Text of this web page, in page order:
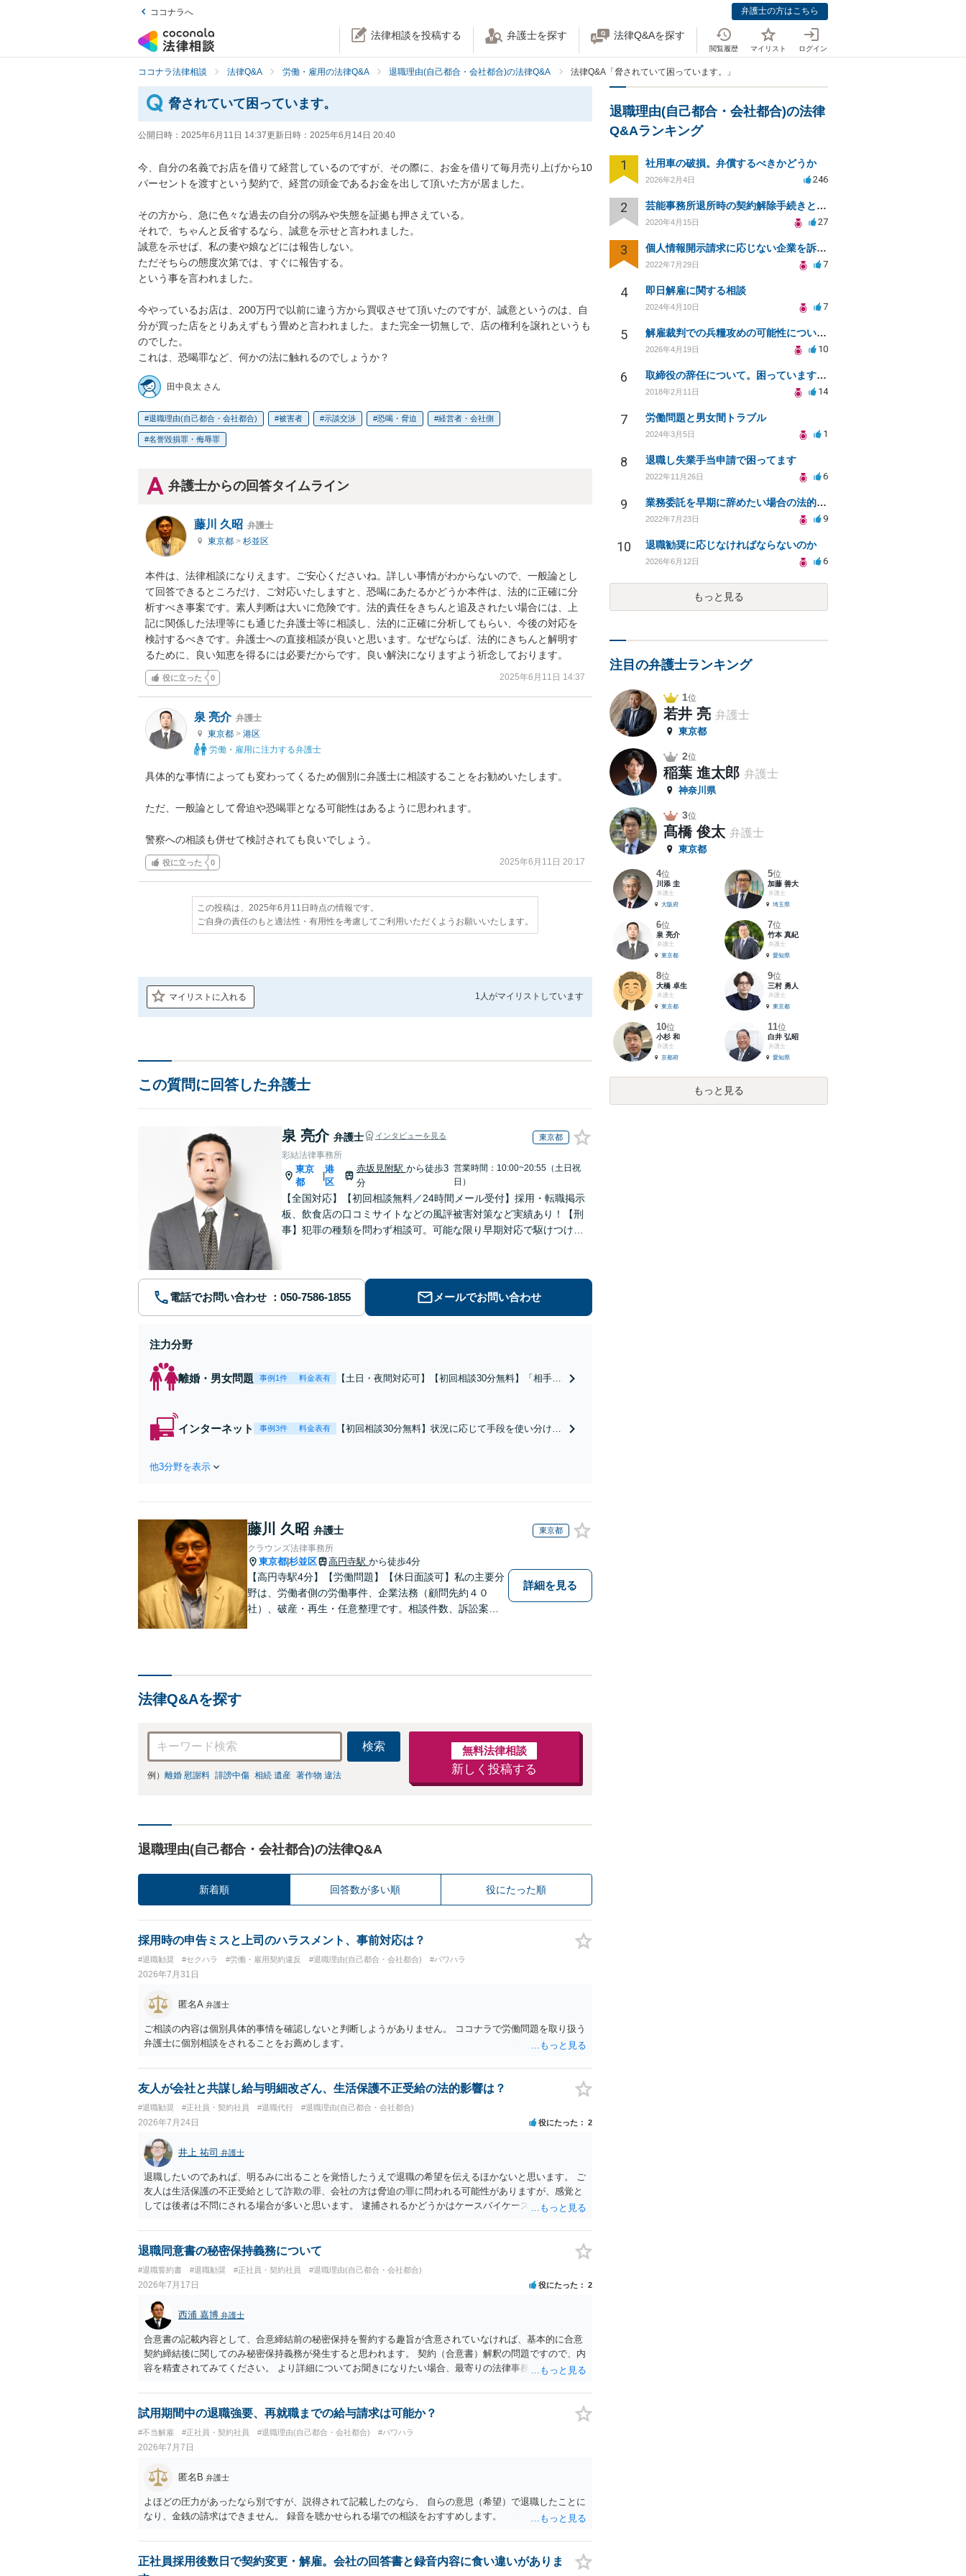
ココナラへ 弁護士の方はこちら
法律相談を投稿する 弁護士を探す 法律Q&Aを探す
閲覧履歴 マイリスト ログイン
ココナラ法律相談 法律Q&A 労働・雇用の法律Q&A 退職理由(自己都合・会社都合)の法律Q&A 法律Q&A「脅されていて困っています。」
脅されていて困っています。
公開日時： 2025年6月11日 14:37更新日時： 2025年6月14日 20:40
今、自分の名義でお店を借りて経営しているのですが、その際に、お金を借りて毎月売り上げから10
パーセントを渡すという契約で、経営の頭金であるお金を出して頂いた方が居ました。
その方から、急に色々な過去の自分の弱みや失態を証拠も押さえている。
それで、ちゃんと反省するなら、誠意を示せと言われました。
誠意を示せば、私の妻や娘などには報告しない。
ただそちらの態度次第では、すぐに報告する。
という事を言われました。
今やっているお店は、200万円で以前に違う方から買収させて頂いたのですが、誠意というのは、自
分が買った店をとりあえずもう畳めと言われました。また完全一切無しで、店の権利を譲れというも
のでした。
これは、恐喝罪など、何かの法に触れるのでしょうか？
田中良太 さん
退職理由(自己都合・会社都合) 被害者 示談交渉 恐喝・脅迫 経営者・会社側
名誉毀損罪・侮辱罪
弁護士からの回答タイムライン
藤川 久昭 弁護士
東京都 > 杉並区
本件は、法律相談になりえます。ご安心くださいね。詳しい事情がわからないので、一般論とし
て回答できるところだけ、ご対応いたしますと、恐喝にあたるかどうか本件は、法的に正確に分
析すべき事案です。素人判断は大いに危険です。法的責任をきちんと追及されたい場合には、上
記に関係した法理等にも通じた弁護士等に相談し、法的に正確に分析してもらい、今後の対応を
検討するべきです。弁護士への直接相談が良いと思います。なぜならば、法的にきちんと解明す
るために、良い知恵を得るには必要だからです。良い解決になりますよう祈念しております。
役に立った 0 2025年6月11日 14:37
泉 亮介 弁護士
東京都 > 港区
労働・雇用に注力する弁護士
具体的な事情によっても変わってくるため個別に弁護士に相談することをお勧めいたします。
ただ、一般論として脅迫や恐喝罪となる可能性はあるように思われます。
警察への相談も併せて検討されても良いでしょう。
役に立った 0 2025年6月11日 20:17
この投稿は、2025年6月11日時点の情報です。
ご自身の責任のもと適法性・有用性を考慮してご利用いただくようお願いいたします。
マイリストに入れる 1人がマイリストしています
この質問に回答した弁護士
泉 亮介 弁護士 インタビューを見る 東京都
彩結法律事務所
東京
都
港
区
赤坂見附駅 から徒歩3
分
営業時間：10:00~20:55（土日祝
日）
【全国対応】【初回相談無料／24時間メール受付】採用・転職掲示
板、飲食店の口コミサイトなどの風評被害対策など実績あり！【刑
事】犯罪の種類を問わず相談可。可能な限り早期対応で駆けつけサ
電話でお問い合わせ メールでお問い合わせ
注力分野
離婚・男女問題 事例1件 料金表有
【土日・夜間対応可】【初回相談30分無料】「相手方
金額アップ／減額交渉も対応可」【完全個室対応】
インターネット 事例3件 料金表有
【初回相談30分無料】状況に応じて手段を使い分け、
他3分野を表示
藤川 久昭 弁護士 東京都
クラウンズ法律事務所
東京都 杉並区 高円寺駅 から徒歩4分
【高円寺駅4分】【労働問題】【休日面談可】私の主要分
野は、労働者側の労働事件、企業法務（顧問先約４０
社）、破産・再生・任意整理です。相談件数、訴訟案
詳細を見る
法律Q&Aを探す
検索
例） 離婚 慰謝料 誹謗中傷 相続 遺産 著作物 違法
無料法律相談
新しく投稿する
退職理由(自己都合・会社都合)の法律Q&A
新着順 回答数が多い順 役にたった順
採用時の申告ミスと上司のハラスメント、事前対応は？
#退職勧奨 #セクハラ #労働・雇用契約違反 #退職理由(自己都合・会社都合) #パワハラ
2026年7月31日
匿名A 弁護士
ご相談の内容は個別具体的事情を確認しないと判断しようがありません。 ココナラで労働問題を取り扱う
弁護士に個別相談をされることをお薦めします。
友人が会社と共謀し給与明細改ざん、生活保護不正受給の法的影響は？
#退職勧奨 #正社員・契約社員 #退職代行 #退職理由(自己都合・会社都合)
2026年7月24日 役にたった 2
井上 祐司 弁護士
退職したいのであれば、明るみに出ることを覚悟したうえで退職の希望を伝えるほかないと思います。 ご
友人は生活保護の不正受給として詐欺の罪、会社の方は脅迫の罪に問われる可能性がありますが、感覚と
しては後者は不問にされる場合が多いと思います。 逮捕されるかどうかはケースバイケースです。
退職同意書の秘密保持義務について
#退職誓約書 #退職勧奨 #正社員・契約社員 #退職理由(自己都合・会社都合)
2026年7月17日 役にたった 2
西浦 嘉博 弁護士
合意書の記載内容として、合意締結前の秘密保持を誓約する趣旨が含意されていなければ、基本的に合意
契約締結後に関してのみ秘密保持義務が発生すると思われます。 契約（合意書）解釈の問題ですので、内
容を精査されてみてください。 より詳細についてお聞きになりたい場合、最寄りの法律事務所で相談され
試用期間中の退職強要、再就職までの給与請求は可能か？
#不当解雇 #正社員・契約社員 #退職理由(自己都合・会社都合) #パワハラ
2026年7月7日
匿名B 弁護士
よほどの圧力があったなら別ですが、説得されて記載したのなら、 自らの意思（希望）で退職したことに
なり、金銭の請求はできません。 録音を聴かせられる場での相談をおすすめします。
正社員採用後数日で契約変更・解雇。会社の回答書と録音内容に食い違いがありま
退職理由(自己都合・会社都合)の法律
Q&Aランキング
1 社用車の破損。弁償するべきかどうか
2026年2月4日 246
2 芸能事務所退所時の契約解除手続きと注意事項
2020年4月15日 27
3 個人情報開示請求に応じない企業を訴えたい
2022年7月29日 7
4 即日解雇に関する相談
2024年4月10日 7
5 解雇裁判での兵糧攻めの可能性についての相談
2026年4月19日 10
6 取締役の辞任について。困っています。法律的に問題（リスク）がない辞任の仕方を教えてください。
2018年2月11日 14
7 労働問題と男女間トラブル
2024年3月5日 1
8 退職し失業手当申請で困ってます
2022年11月26日 6
9 業務委託を早期に辞めたい場合の法的リスクと対策
2022年7月23日 9
10 退職勧奨に応じなければならないのか
2026年6月12日 6
もっと見る
注目の弁護士ランキング
1位
若井 亮 弁護士
東京都
2位
稲葉 進太郎 弁護士
神奈川県
3位
髙橋 俊太 弁護士
東京都
4位
川添 圭
弁護士
大阪府
5位
加藤 善大
弁護士
埼玉県
6位
泉 亮介
弁護士
東京都
7位
竹本 真紀
弁護士
愛知県
8位
大橋 卓生
弁護士
東京都
9位
三村 勇人
弁護士
東京都
10位
小杉 和
弁護士
京都府
11位
白井 弘昭
弁護士
愛知県
もっと見る